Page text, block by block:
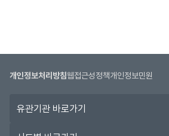
개인정보처리방침웹접근성정책개인정보민원